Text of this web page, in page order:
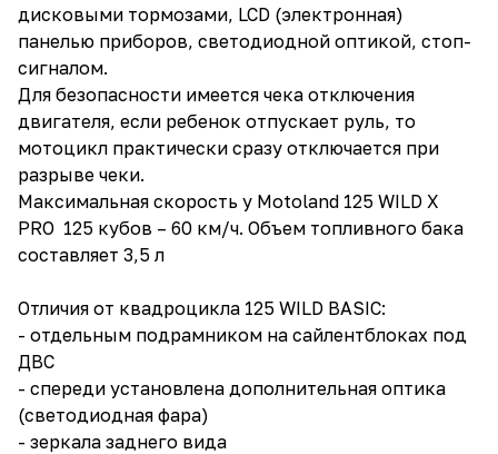
дисковыми тормозами, LCD (электронная)
панелью приборов, светодиодной оптикой, стоп-
сигналом.
Для безопасности имеется чека отключения
двигателя, если ребенок отпускает руль, то
мотоцикл практически сразу отключается при
разрыве чеки.
Максимальная скорость у Motoland 125 WILD X
PRO 125 кубов – 60 км/ч. Объем топливного бака
составляет 3,5 л
Отличия от квадроцикла 125 WILD BASIC:
- отдельным подрамником на сайлентблоках под
ДВС
- спереди установлена дополнительная оптика
(светодиодная фара)
- зеркала заднего вида